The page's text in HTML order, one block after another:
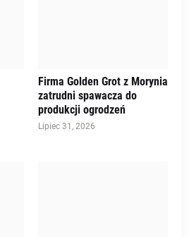
Firma Golden Grot z Morynia
zatrudni spawacza do
produkcji ogrodzeń
Lipiec 31, 2026